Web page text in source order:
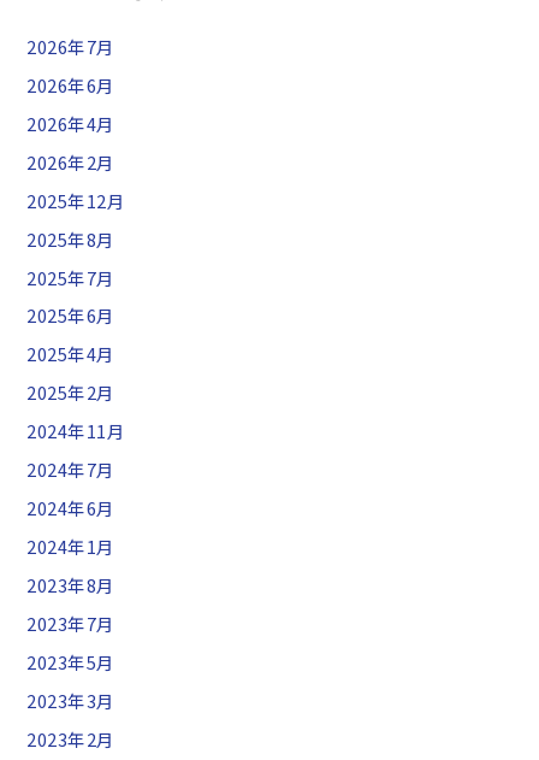
2026年7月
2026年6月
2026年4月
2026年2月
2025年12月
2025年8月
2025年7月
2025年6月
2025年4月
2025年2月
2024年11月
2024年7月
2024年6月
2024年1月
2023年8月
2023年7月
2023年5月
2023年3月
2023年2月